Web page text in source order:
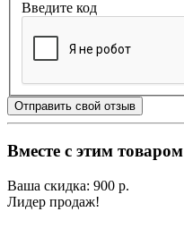
Введите код
Отправить свой отзыв
Вместе с этим
Ваша скидка: 900 р.
Лидер продаж!